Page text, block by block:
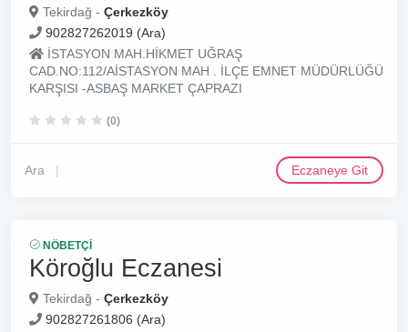
Tekirdağ - Çerkezköy
902827262019 (Ara)
İSTASYON MAH.HİKMET UĞRAŞ
CAD.NO:112/AİSTASYON MAH . İLÇE EMNET MÜDÜRLÜĞÜ
KARŞISI -ASBAŞ MARKET ÇAPRAZI
(0)
Ara Eczaneye Git
NÖBETÇI
Köroğlu Eczanesi
Tekirdağ - Çerkezköy
902827261806 (Ara)